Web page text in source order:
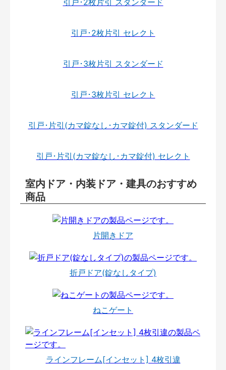
引戸･2枚片引 セレクト
引戸･3枚片引 スタンダード
引戸･3枚片引 セレクト
引戸･片引(カマ錠なし･カマ錠付) スタンダード
引戸･片引(カマ錠なし･カマ錠付) セレクト
室内ドア・内装ドア・建具のおすすめ
商品
片開きドア
折戸ドア(錠なしタイプ)
ねこゲート
ラインフレーム[インセット] 4枚引違